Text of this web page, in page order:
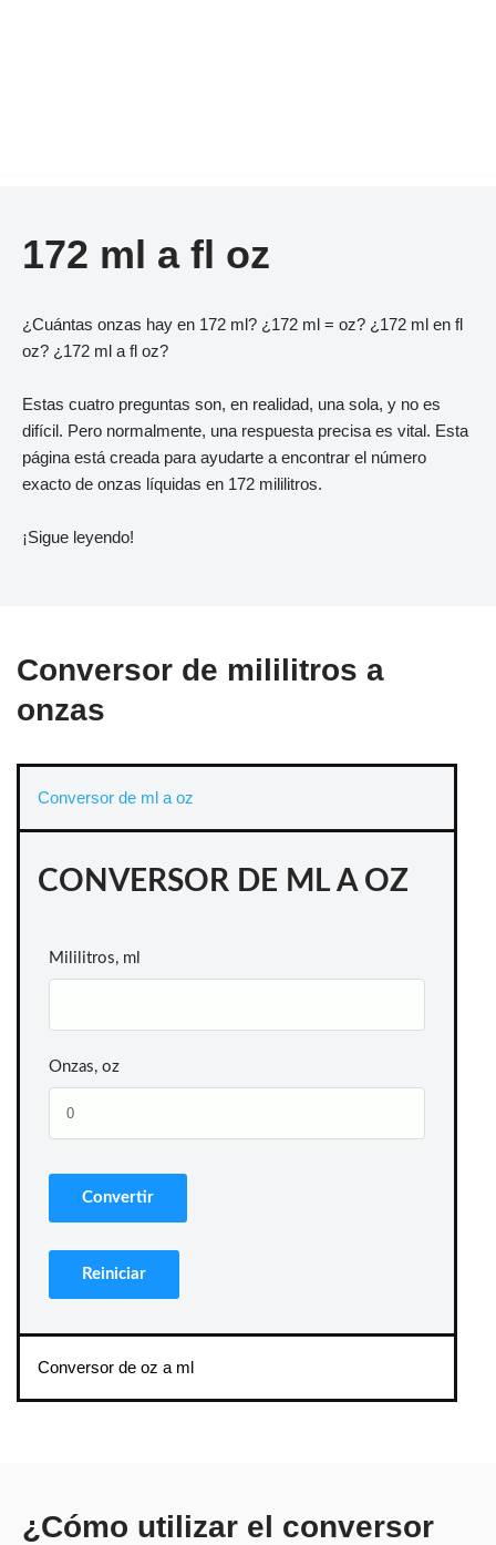
172 ml a fl oz
¿Cuántas onzas hay en 172 ml? ¿172 ml = oz? ¿172 ml en fl
oz? ¿172 ml a fl oz?
Estas cuatro preguntas son, en realidad, una sola, y no es
difícil. Pero normalmente, una respuesta precisa es vital. Esta
página está creada para ayudarte a encontrar el número
exacto de onzas líquidas en 172 mililitros.
¡Sigue leyendo!
Conversor de mililitros a
onzas
Conversor de ml a oz
CONVERSOR DE ML A OZ
Mililitros, ml
Onzas, oz
Conversor de oz a ml
¿Cómo utilizar el conversor